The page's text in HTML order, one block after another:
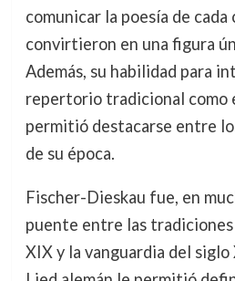
comunicar la poesía de cada
convirtieron en una figura
Además, su habilidad para
repertorio tradicional como
permitió destacarse entre
de su época.
Fischer-Dieskau fue, en
puente entre las
XIX y la vanguardia del siglo